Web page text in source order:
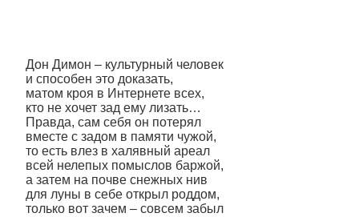
Дон Димон – культурный человек
и способен это доказать,
матом кроя в Интернете всех,
кто не хочет зад ему лизать…
Правда, сам себя он потерял
вместе с задом в памяти чужой,
то есть влез в халявный ареал
всей нелепых помыслов баржой,
а затем на почве снежных нив
для луны в себе открыл роддом,
только вот зачем – совсем забыл